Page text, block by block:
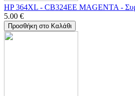
HP 364XL - CB324EE MAGENTA -
5.00 €
Προσθήκη στο Καλάθι